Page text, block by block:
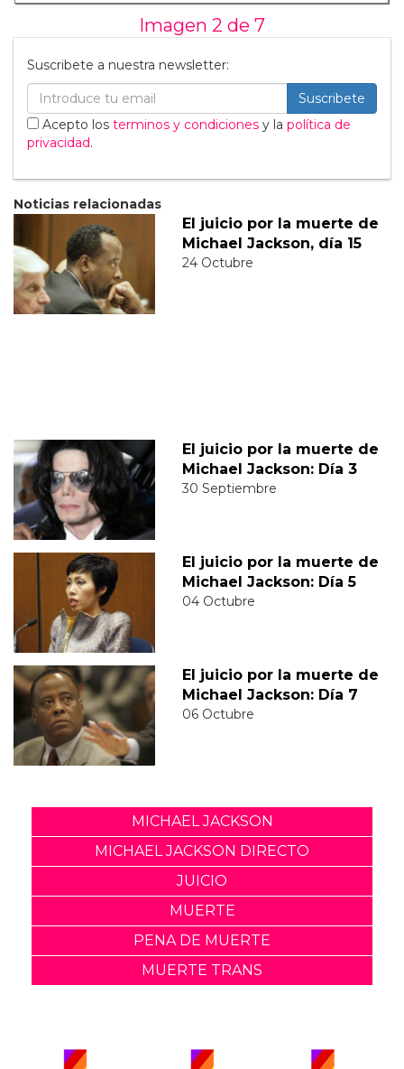
Imagen 2 de 7
Suscribete a nuestra newsletter:
Suscribete
Acepto los terminos y condiciones y la política de
privacidad.
Noticias relacionadas
El juicio por la muerte de
Michael Jackson, día 15
24 Octubre
El juicio por la muerte de
Michael Jackson: Día 3
30 Septiembre
El juicio por la muerte de
Michael Jackson: Día 5
04 Octubre
El juicio por la muerte de
Michael Jackson: Día 7
06 Octubre
MICHAEL JACKSON
MICHAEL JACKSON DIRECTO
JUICIO
MUERTE
PENA DE MUERTE
MUERTE TRANS